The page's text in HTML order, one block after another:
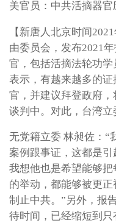
美官员：中共活摘器官
【新唐人北京时间
由委员会，发布2021
官，包括活摘法轮功
表示，有越来越多的
官，并建议拜登政府
谈判中。对此，台湾立
无党籍立委 林昶佐：“
案例跟事证，这都是引
我想他也是希望能够
的举动，都能够被更
制止中共。”另外，报
待时间，已经缩短到